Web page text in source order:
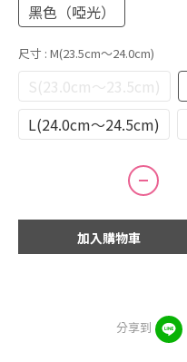
黑色（啞光）
尺寸 : M(23.5cm～24.0cm)
S(23.0cm～23.5cm)
L(24.0cm～24.5cm)
加入購物車
分享到